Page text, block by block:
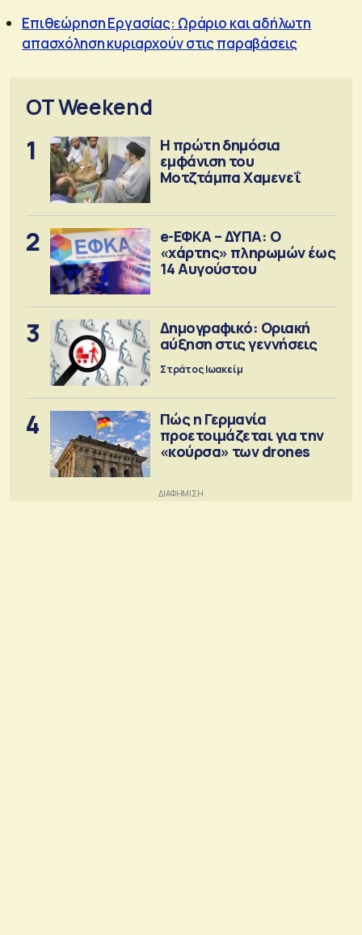
Επιθεώρηση Εργασίας: Ωράριο και αδήλωτη
απασχόληση κυριαρχούν στις παραβάσεις
OT Weekend
1
Η πρώτη δημόσια
εμφάνιση του
Μοτζτάμπα Χαμενεΐ
2
e-ΕΦΚΑ – ΔΥΠΑ: Ο
«χάρτης» πληρωμών έως
14 Αυγούστου
3
Δημογραφικό: Οριακή
αύξηση στις γεννήσεις
Στράτος Ιωακείμ
4
Πώς η Γερμανία
προετοιμάζεται για την
«κούρσα» των drones